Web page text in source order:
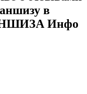
в
Инфо